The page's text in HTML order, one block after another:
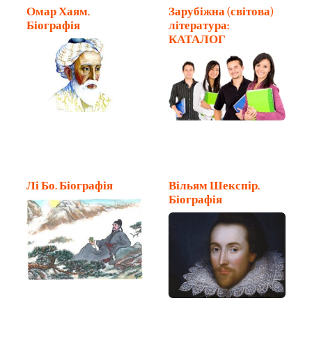
Омар Хаям.
Біографія
Зарубіжна (світова)
література:
КАТАЛОГ
Лі Бо. Біографія
Вільям Шекспір.
Біографія